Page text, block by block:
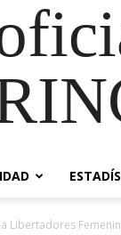
Libertadores